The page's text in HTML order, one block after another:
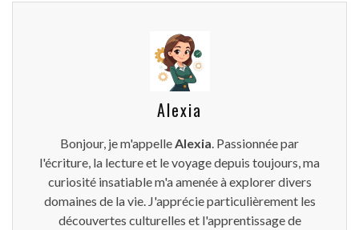
Alexia
Bonjour, je m'appelle Alexia . Passionnée par
l'écriture, la lecture et le voyage depuis toujours, ma
curiosité insatiable m'a amenée à explorer divers
domaines de la vie. J'apprécie particulièrement les
découvertes culturelles et l'apprentissage de